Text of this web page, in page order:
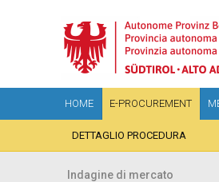
HOME E-PROCUREMENT
DETTAGLIO PROCEDURA
Indagine di mercato